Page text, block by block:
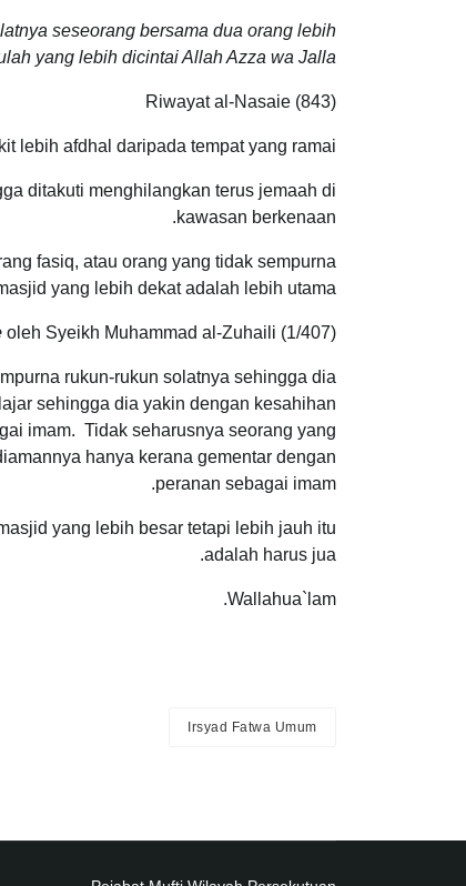
seseorang bersama dua orang lebih
yang lebih dicintai Allah Azza wa Jalla.”
Riwayat al-Nasaie (843)
lebih afdhal daripada tempat yang ramai.
ditakuti menghilangkan terus jemaah di
kawasan berkenaan.
fasiq, atau orang yang tidak sempurna
yang lebih dekat adalah lebih utama.
oleh Syeikh Muhammad al-Zuhaili (1/407)
rukun-rukun solatnya sehingga dia
sehingga dia yakin dengan kesahihan
imam. Tidak seharusnya seorang yang
hanya kerana gementar dengan
peranan sebagai imam.
yang lebih besar tetapi lebih jauh itu
adalah harus jua.
Wallahua`lam.
Irsyad Fatwa Umum